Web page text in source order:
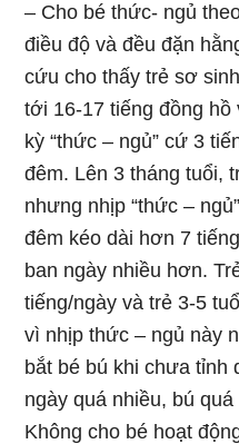
– Cho bé thức- ngủ
điều độ và đều đặn
cứu cho thấy trẻ sơ
tới 16-17 tiếng đồng
kỳ “thức – ngủ” cứ 3
đêm. Lên 3 tháng tuổi,
nhưng nhịp “thức –
đêm kéo dài hơn 7
ban ngày nhiều hơn.
tiếng/ngày và trẻ 3-5
vì nhịp thức – ngủ này
bắt bé bú khi chưa tỉnh
ngày quá nhiều, bú
Không cho bé hoạt